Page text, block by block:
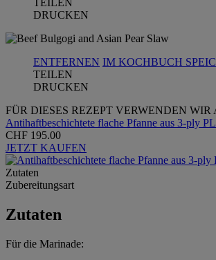
DRUCKEN
ENTFERNEN IM KOCHBUCH
TEILEN
DRUCKEN
FÜR DIESES REZEPT VERWENDEN WIR
Antihaftbeschichtete flache Pfanne aus 3-ply
CHF 195.00
JETZT KAUFEN
Zutaten
Zubereitungsart
Zutaten
Für die Marinade: